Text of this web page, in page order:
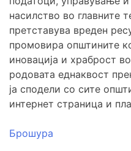
насилство во главните
претставува вреден
промовира општините
иновација и храброст
родовата еднаквост
ја сподели со сите
интернет страница и
Брошура